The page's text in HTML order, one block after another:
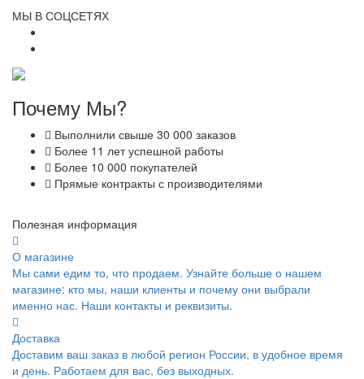
МЫ В СОЦСЕТЯХ
Почему Мы?
Выполнили свыше 30 000 заказов
Более 11 лет успешной работы
Более 10 000 покупателей
Прямые контракты с производителями
Полезная информация
О магазине
Мы сами едим то, что продаем. Узнайте больше о нашем
магазине: кто мы, наши клиенты и почему они выбрали
именно нас. Наши контакты и реквизиты.
Доставка
Доставим ваш заказ в любой регион России, в удобное время
и день. Работаем для вас, без выходных.